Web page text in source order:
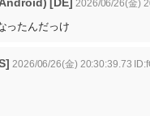
[DE] 2026/06/26(金)
ったんだっけ
2026/06/26(金) 20:30:39.73